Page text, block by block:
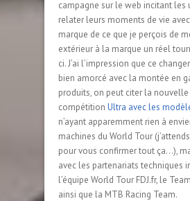
campagne sur le web incitant les
relater leurs moments de vie
marque de ce que je perçois de
extérieur à la marque un réel
ci. J’ai l’impression que ce
bien amorcé avec la montée en
produits, on peut citer la
compétition Ultra avec les
n’ayant apparemment rien à
machines du World Tour
pour vous confirmer tout ça…),
avec les partenariats techniques
l’équipe World Tour FDJ.fr, le
ainsi que la MTB Racing Team.